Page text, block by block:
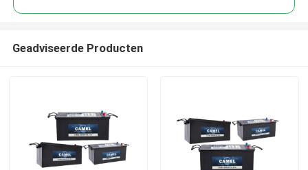
Geadviseerde Producten